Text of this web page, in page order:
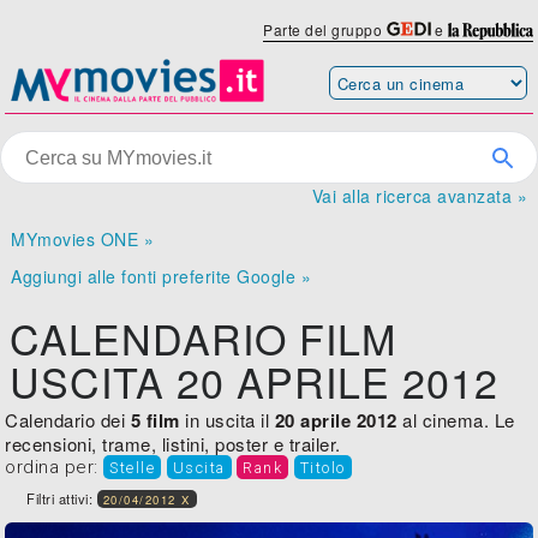
Parte del gruppo e
Vai alla ricerca avanzata »
MYmovies ONE »
Aggiungi alle fonti preferite Google »
CALENDARIO FILM
USCITA 20 APRILE 2012
Calendario dei 5 film in uscita il 20 aprile 2012 al cinema. Le
recensioni, trame, listini, poster e trailer.
ordina per: Stelle Uscita Rank Titolo
Filtri attivi: 20/04/2012 X